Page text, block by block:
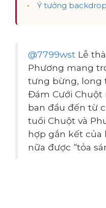
Ý tưởng
@7799wst Lễ
Phương mang
tưng bừng, long
Đám Cưới Chuột
ban đầu đến từ
tuổi Chuột và
hợp gắn kết của
nữa được “tỏa